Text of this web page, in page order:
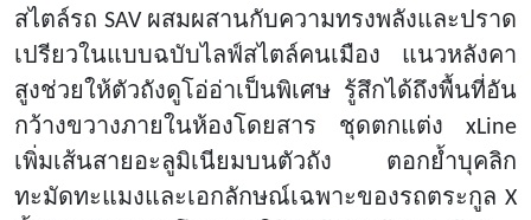
สไตล์รถ SAV ผสมผสานกับความทรงพลังและปราด
เปรียวในแบบฉบับไลฟ์สไตล์คนเมือง แนวหลังคา
สูงช่วยให้ตัวถังดูโอ่อ่าเป็นพิเศษ รู้สึกได้ถึงพื้นที่อัน
กว้างขวางภายในห้องโดยสาร ชุดตกแต่ง xLine
เพิ่มเส้นสายอะลูมิเนียมบนตัวถัง ตอกย้ำบุคลิก
ทะมัดทะแมงและเอกลักษณ์เฉพาะของรถตระกูล X